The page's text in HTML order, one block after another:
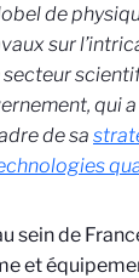
de
sur
secteur
qui a
de sa
sein de
et